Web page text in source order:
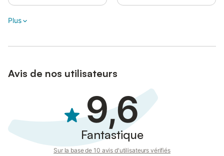
Plus
Avis de nos utilisateurs
9,6
Fantastique
Sur la base de 10 avis d'utilisateurs vérifiés